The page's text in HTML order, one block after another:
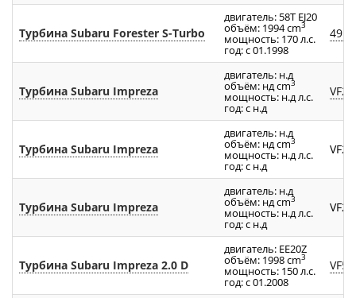
Турбина Subaru Forester S-Turbo
двигатель: 58T EJ20
объём: 1994 cm3
мощность: 170 л.с.
год: с 01.1998
Турбина Subaru Impreza
двигатель: н.д
объём: нд cm3
мощность: н.д л.с.
год: с н.д
VF25
Турбина Subaru Impreza
двигатель: н.д
объём: нд cm3
мощность: н.д л.с.
год: с н.д
Турбина Subaru Impreza
двигатель: н.д
объём: нд cm3
мощность: н.д л.с.
год: с н.д
Турбина Subaru Impreza 2.0 D
двигатель: EE20Z
объём: 1998 cm3
мощность: 150 л.с.
год: с 01.2008
VF50